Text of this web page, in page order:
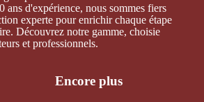
ans d'expérience, nous sommes fiers
experte pour enrichir chaque étape
Découvrez notre gamme, choisie
et professionnels.
Encore plus